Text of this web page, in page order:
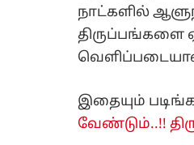
நாட்களில்
திருப்பங்களை
இதையும்
வேண்டும்..!!